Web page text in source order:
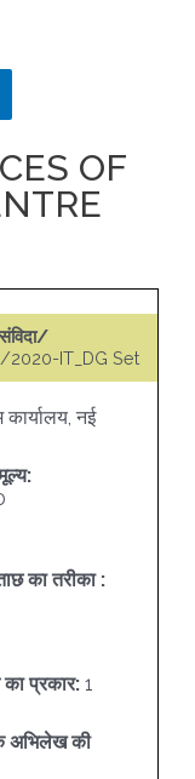
OF
2020-IT_DG Set
नई
का तरीका :
का प्रकार: 1
अभिलेख की